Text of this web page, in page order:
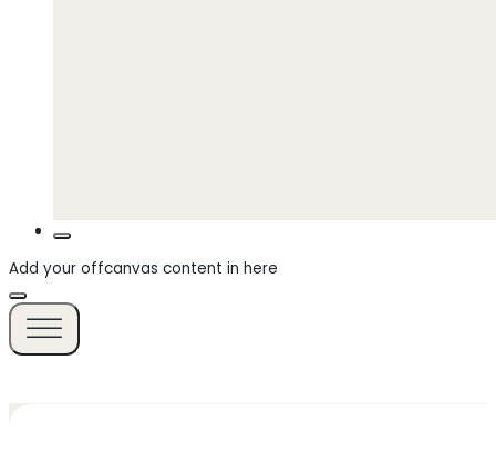
Add your offcanvas content in here